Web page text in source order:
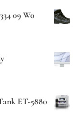
09 W0
ET-5880